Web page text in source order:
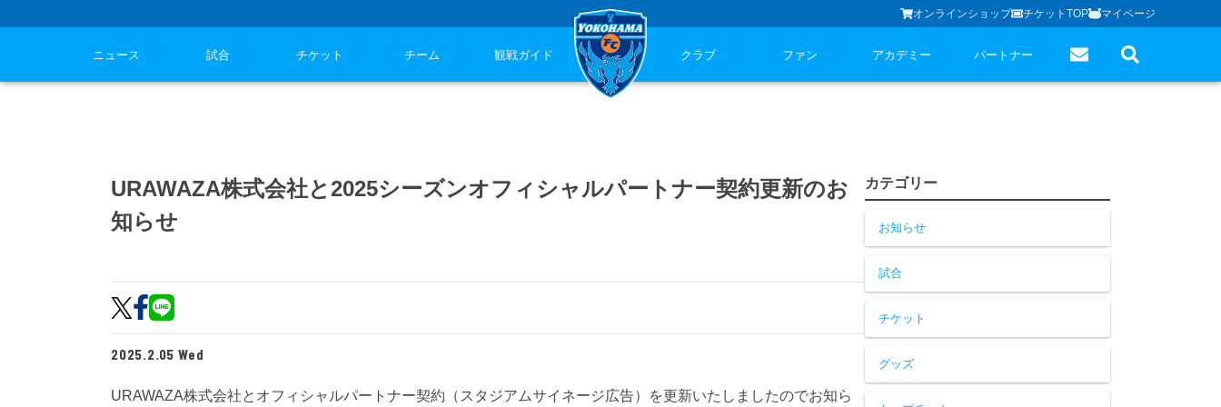
オンラインショップ チケットTOP マイページ
ニュース 試合 チケット チーム 観戦ガイド クラブ ファン アカデミー パートナー
URAWAZA株式会社と2025シーズンオフィシャルパートナー契約更新のお
知らせ
2025.2.05 Wed
URAWAZA株式会社とオフィシャルパートナー契約（スタジアムサイネージ広告）を更新いたしましたのでお知ら
カテゴリー
お知らせ
試合
チケット
グッズ